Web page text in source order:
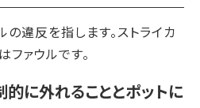
違反を指します。ストライカ
ァウルです。
に外れることとポットに